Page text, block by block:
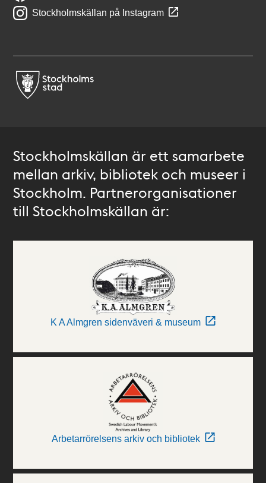
Stockholmskällan på Instagram
Stockholmskällan är ett samarbete
mellan arkiv, bibliotek och museer i
Stockholm. Partnerorganisationer
till Stockholmskällan är:
K A Almgren sidenväveri & museum
Arbetarrörelsens arkiv och bibliotek